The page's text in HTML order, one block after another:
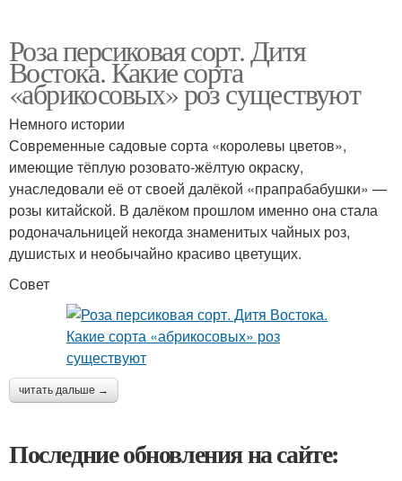
Роза персиковая сорт. Дитя
Востока. Какие сорта
«абрикосовых» роз существуют
Немного истории
Современные садовые сорта «королевы цветов»,
имеющие тёплую розовато-жёлтую окраску,
унаследовали её от своей далёкой «пра­прабабушки» —
розы китайской. В далёком прошлом именно она стала
родоначальницей некогда знаменитых чайных роз,
душистых и необычайно красиво цветущих.
Совет
читать дальше →
Последние обновления на сайте: